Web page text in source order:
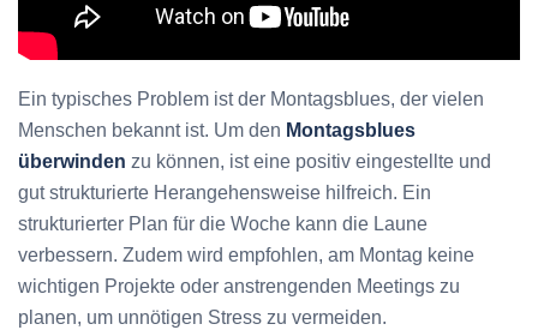
Ein typisches Problem ist der Montagsblues, der vielen
Menschen bekannt ist. Um den Montagsblues
überwinden zu können, ist eine positiv eingestellte und
gut strukturierte Herangehensweise hilfreich. Ein
strukturierter Plan für die Woche kann die Laune
verbessern. Zudem wird empfohlen, am Montag keine
wichtigen Projekte oder anstrengenden Meetings zu
planen, um unnötigen Stress zu vermeiden.